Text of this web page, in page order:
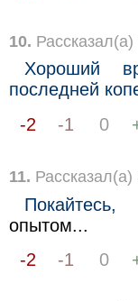
10.
Хороший
последней
-2
-1 0
11.
опытом...
-2
-1 0